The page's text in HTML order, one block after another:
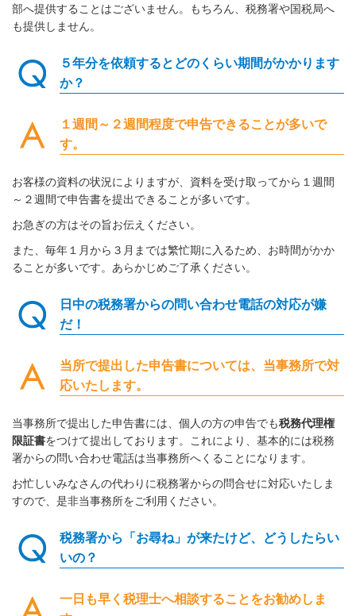
部へ提供することはございません。もちろん、税務署や国税局へ
も提供しません。
５年分を依頼するとどのくらい期間がかかります
か？
１週間～２週間程度で申告できることが多いで
す。
お客様の資料の状況によりますが、資料を受け取ってから１週間
～２週間で申告書を提出できることが多いです。
お急ぎの方はその旨お伝えください。
また、毎年１月から３月までは繁忙期に入るため、お時間がかか
ることが多いです。あらかじめご了承ください。
日中の税務署からの問い合わせ電話の対応が嫌
だ！
当所で提出した申告書については、当事務所で対
応いたします。
当事務所で提出した申告書には、個人の方の申告でも税務代理権
限証書をつけて提出しております。これにより、基本的には税務
署からの問い合わせ電話は当事務所へくることになります。
お忙しいみなさんの代わりに税務署からの問合せに対応いたしま
すので、是非当事務所をご利用ください。
税務署から「お尋ね」が来たけど、どうしたらい
いの？
一日も早く税理士へ相談することをお勧めしま